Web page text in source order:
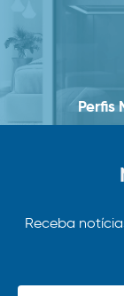
Perfis
Receba